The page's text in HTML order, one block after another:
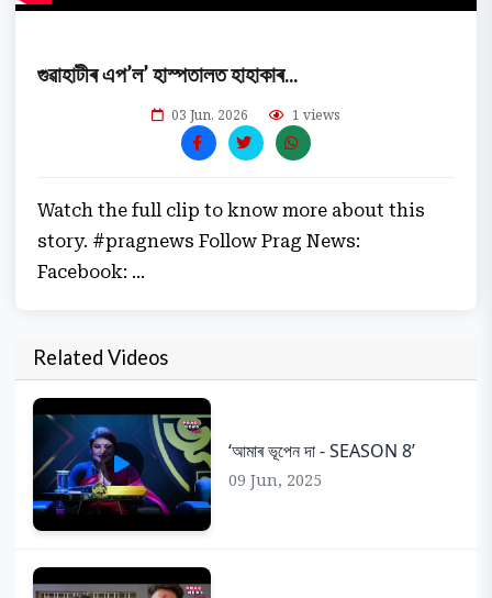
গুৱাহাটীৰ এপ’ল’ হাস্পতালত হাহাকাৰ...
03 Jun, 2026 1 views
Watch the full clip to know more about this
story. #pragnews Follow Prag News:
Facebook: ...
Related Videos
‘আমাৰ ভূপেন দা - SEASON 8’
09 Jun, 2025